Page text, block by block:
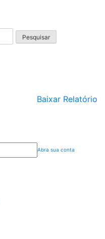
Baixar Relatório
Abra sua conta